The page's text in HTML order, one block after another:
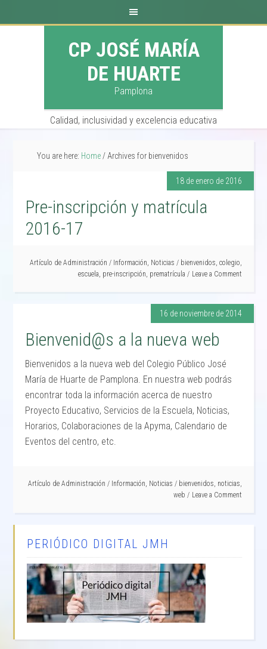
CP JOSÉ MARÍA
DE HUARTE
Pamplona
Calidad, inclusividad y excelencia educativa
You are here: Home / Archives for bienvenidos
18 de enero de 2016
Pre-inscripción y matrícula
2016-17
Artículo de Administración / Información, Noticias / bienvenidos, colegio,
escuela, pre-inscripción, prematrícula Leave a Comment
16 de noviembre de 2014
Bienvenid@s a la nueva web
Bienvenidos a la nueva web del Colegio Público José
María de Huarte de Pamplona. En nuestra web podrás
encontrar toda la información acerca de nuestro
Proyecto Educativo, Servicios de la Escuela, Noticias,
Horarios, Colaboraciones de la Apyma, Calendario de
Eventos del centro, etc.
Artículo de Administración / Información, Noticias / bienvenidos, noticias,
web
Leave a Comment
PERIÓDICO DIGITAL JMH